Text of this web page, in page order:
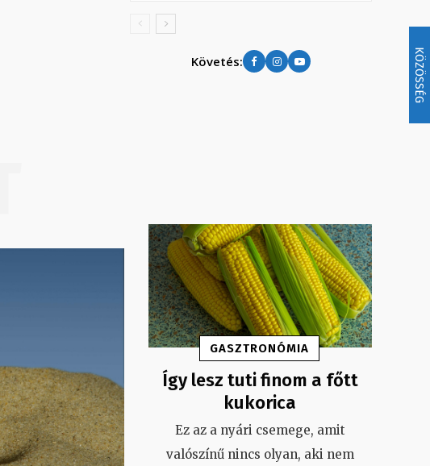
KÖZÖSSÉG
Követés:
GASZTRONÓMIA
Így lesz tuti finom a főtt
kukorica
Ez az a nyári csemege, amit
valószínű nincs olyan, aki nem